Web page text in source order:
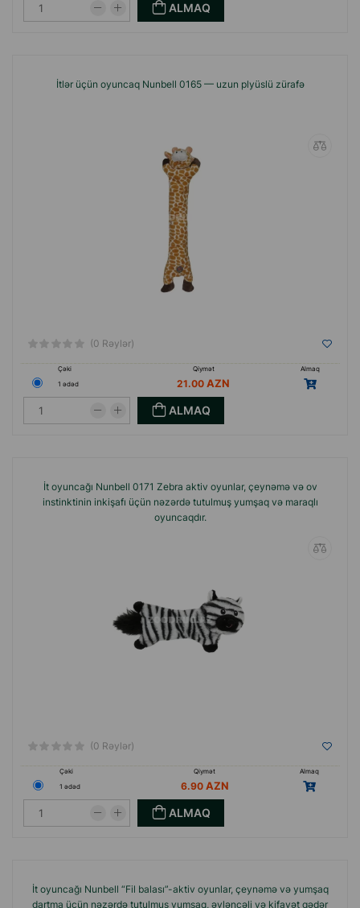
ALMAQ
İtlər üçün oyuncaq Nunbell 0165 — uzun plyüslü zürafə
(0 Rəylər)
Çəki Qiymət
Almaq
1 ədəd
21.00
ALMAQ
İt oyuncağı Nunbell 0171 Zebrа aktiv oyunlar, çeynəmə və ov
instinktinin inkişafı üçün nəzərdə tutulmuş yumşaq və maraqlı
oyuncaqdır.
(0 Rəylər)
Çəki Qiymət
Almaq
1 ədəd
6.90
ALMAQ
İt oyuncağı Nunbell “Fil balası”-aktiv oyunlar, çeynəmə və yumşaq
dartma üçün nəzərdə tutulmuş yumşaq, əyləncəli və kifayət qədər